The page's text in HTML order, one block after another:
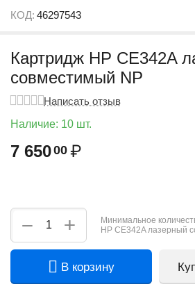
КОД: 46297543
Картридж HP CE342A
совместимый NP
Написать отзыв
Наличие: 10 шт.
7 65000 ₽
+
−
Минимальное
HP CE342A лазерный
В корзину